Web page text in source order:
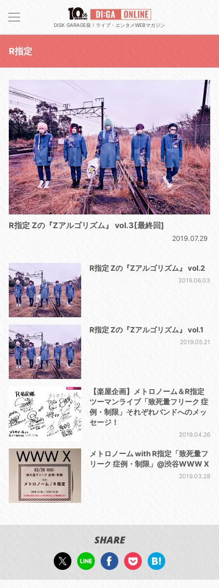
DISK GARAGE発！ライブ・エンタメWEBマガジン
R指定
R指定 Zの『Zアルゴリズム』 vol.3[最終回]
2019.07.29
R指定 Zの『Zアルゴリズム』 vol.2
2019.06.03
R指定 Zの『Zアルゴリズム』 vol.1
2019.05.21
【楽屋企画】メトロノーム＆R指定
ツーマンライブ「致死量フリーク 症
例・制限」それぞれバンドへのメッ
セージ！
2019.04.26
メトロノーム with R指定「致死量フ
リーク 症例・制限」@渋谷WWW X
2019.03.28
SHARE